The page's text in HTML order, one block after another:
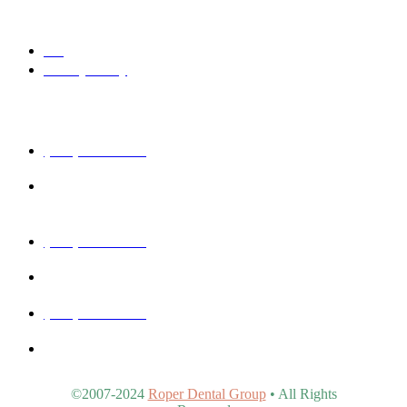
©2007-2024 Roper Dental Group • All Rights